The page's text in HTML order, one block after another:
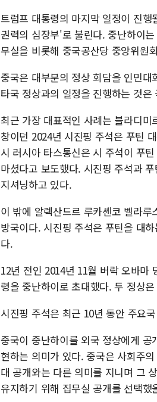
트럼프 대통령의 마지막 일정이 진
권력의 심장부'로 불린다. 중난하이
무실을 비롯해 중국공산당 중앙위원
중국은 대부분의 정상 회담을 인민
타국 정상과의 일정을 진행하는 것은
최근 가장 대표적인 사례는 블라디
창이던 2024년 시진핑 주석은 푸틴
시 러시아 타스통신은 시 주석이 푸
마셨다고 보도했다. 시진핑 주석과
지셔닝하고 있다.
이 밖에 알렉산드르 루카셴코 벨라
방국이다. 시진핑 주석은 푸틴을 대
다.
12년 전인 2014년 11월 버락 오바마
령을 중난하이로 초대했다. 두 정상
시진핑 주석은 최근 10년 동안 주요
중국이 중난하이를 외국 정상에게
현하는 의미가 있다. 중국은 사회주
대 공개와는 다른 의미를 지니며 그
유지하기 위해 집무실 공개를 선택했